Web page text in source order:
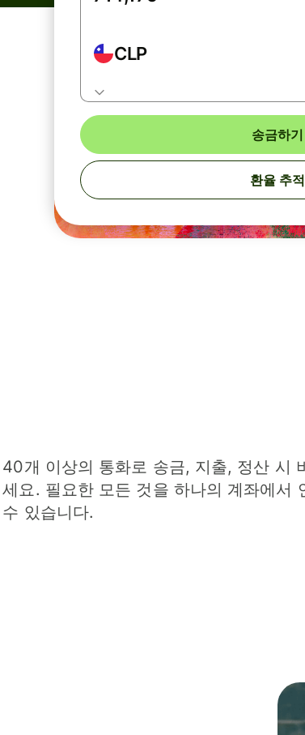
CLP
송금하기
환율 추적
40개 이상의 통화로 송금, 지출, 정산 시
세요. 필요한 모든 것을 하나의 계좌에서
수 있습니다.